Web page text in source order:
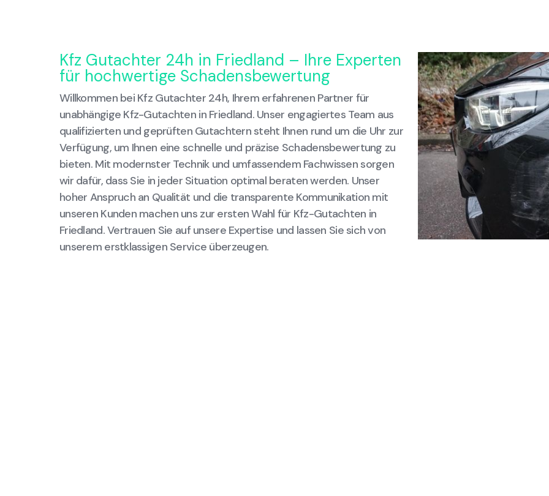
Kfz Gutachter 24h in Friedland – Ihre Experten
für hochwertige Schadensbewertung
Willkommen bei Kfz Gutachter 24h, Ihrem erfahrenen Partner für
unabhängige Kfz-Gutachten in Friedland. Unser engagiertes Team aus
qualifizierten und geprüften Gutachtern steht Ihnen rund um die Uhr zur
Verfügung, um Ihnen eine schnelle und präzise Schadensbewertung zu
bieten. Mit modernster Technik und umfassendem Fachwissen sorgen
wir dafür, dass Sie in jeder Situation optimal beraten werden. Unser
hoher Anspruch an Qualität und die transparente Kommunikation mit
unseren Kunden machen uns zur ersten Wahl für Kfz-Gutachten in
Friedland. Vertrauen Sie auf unsere Expertise und lassen Sie sich von
unserem erstklassigen Service überzeugen.